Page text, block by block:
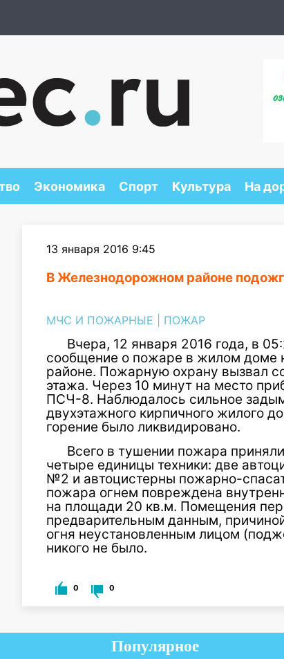
Экономика Спорт Культура На
13 января 2016 9:45
В Железнодорожном районе
МЧС И ПОЖАРНЫЕ ПОЖАР
Вчера, 12 января 2016 года, в
сообщение о пожаре в жилом
районе. Пожарную охрану вызвал
этажа. Через 10 минут на место
ПСЧ-8. Наблюдалось сильное
двухэтажного кирпичного жилого
горение было ликвидировано.
Всего в тушении пожара
четыре единицы техники: две
№2 и автоцистерны пожарно-
пожара огнем повреждена
на площади 20 кв.м. Помещения
предварительным данным,
огня неустановленным лицом
никого не было.
0 0
Популярное